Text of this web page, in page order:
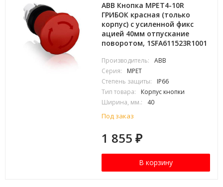
ABB Кнопка MPET4-10R
ГРИБОК красная (только
корпус) с усиленной фикс
ацией 40мм отпускание
поворотом, 1SFA611523R1001
Производитель:
ABB
Серия:
MPET
Степень защиты:
IP66
Тип товара:
Корпус кнопки
Ширина, мм.:
40
Под заказ
1 855₽
В корзину